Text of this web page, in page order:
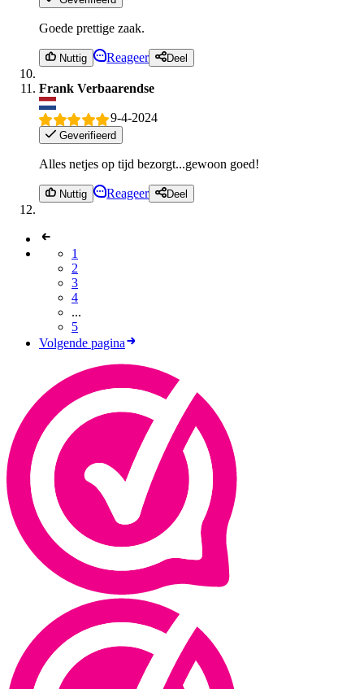
Goede prettige zaak.
Nuttig Reageer Deel
Frank Verbaarendse
9-4-2024
Geverifieerd
Alles netjes op tijd bezorgt...gewoon goed!
Nuttig Reageer Deel
1
2
3
4
...
5
Volgende pagina